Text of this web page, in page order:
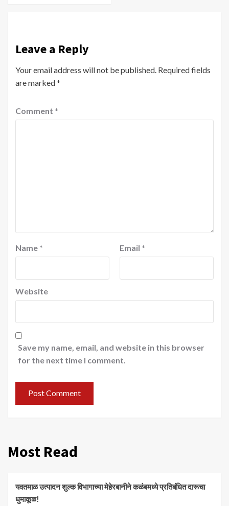
Leave a Reply
Your email address will not be published. Required fields
are marked*
Comment *
Name * Email *
Website
Save my name, email, and website in this browser
for the next time I comment.
Most Read
यवतमाळ उत्पादन शुल्क विभागाच्या मेहेरबानीने कळंबमध्ये प्रतिबंधित दारूचा
धुमाकूळ!